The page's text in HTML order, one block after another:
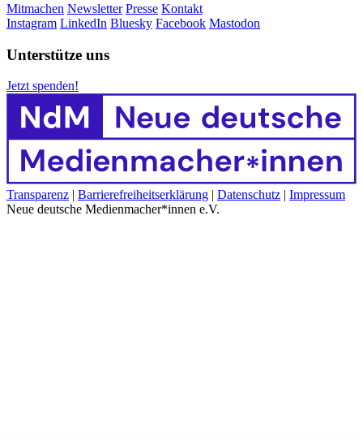
Mitmachen Newsletter Presse Kontakt
Instagram LinkedIn Bluesky Facebook Mastodon
Unterstütze uns
Jetzt spenden!
Transparenz | Barrierefreiheitserklärung | Datenschutz | Impressum
Neue deutsche Medienmacher*innen e.V.